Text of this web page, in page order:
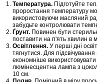
Температура. Підготуйте
проростання температуру
використовуючи масляний
забудьте контролювати
Ґрунт. Повинен бути
поставити на п'ять хвилин в
Освітлення. У перші дні
тягнутися. Для
економніше
люмінесцентна лампа з
10 см.